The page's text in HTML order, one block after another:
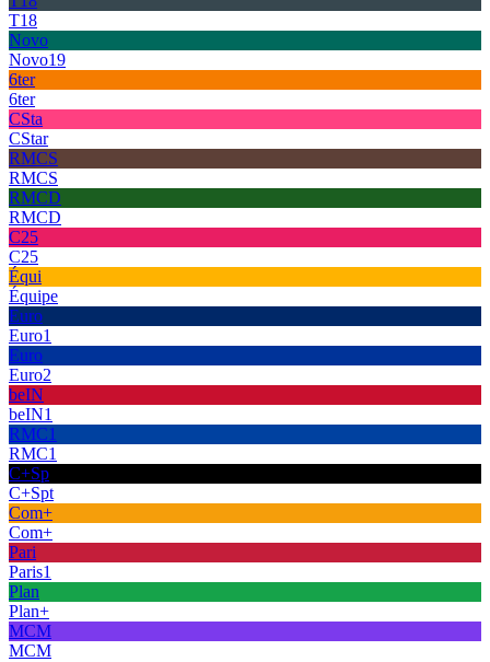
T18
Novo
Novo19
6ter
6ter
CSta
CStar
RMCS
RMCS
RMCD
RMCD
C25
C25
Équi
Équipe
Euro
Euro1
Euro
Euro2
beIN
beIN1
RMC1
RMC1
C+Sp
C+Spt
Com+
Com+
Pari
Paris1
Plan
Plan+
MCM
MCM